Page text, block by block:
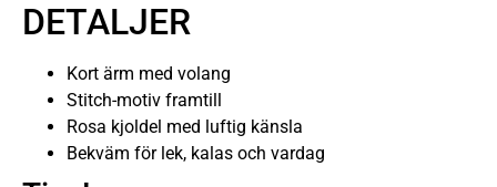
DETALJER
Kort ärm med volang
Stitch-motiv framtill
Rosa kjoldel med luftig känsla
Bekväm för lek, kalas och vardag